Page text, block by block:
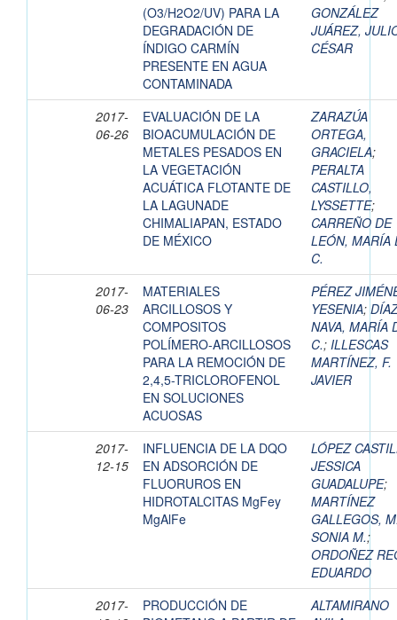
(O3/H2O2/UV) PARA LA
DEGRADACIÓN DE
ÍNDIGO CARMÍN
PRESENTE EN AGUA
CONTAMINADA
GONZÁLEZ
JUÁREZ,
CÉSAR
2017-
06-26
EVALUACIÓN DE LA
BIOACUMULACIÓN DE
METALES PESADOS EN
LA VEGETACIÓN
ACUÁTICA FLOTANTE DE
LA LAGUNADE
CHIMALIAPAN, ESTADO
DE MÉXICO
ZARAZÚA
ORTEGA,
GRACIELA;
PERALTA
CASTILLO,
LYSSETTE;
CARREÑO DE
LEÓN, MARÍA
C.
2017-
06-23
MATERIALES
ARCILLOSOS Y
COMPOSITOS
POLÍMERO-ARCILLOSOS
PARA LA REMOCIÓN DE
2,4,5-TRICLOROFENOL
EN SOLUCIONES
ACUOSAS
PÉREZ
YESENIA;
NAVA, MARÍA
C.; ILLESCAS
MARTÍNEZ, F.
JAVIER
2017-
12-15
INFLUENCIA DE LA DQO
EN ADSORCIÓN DE
FLUORUROS EN
HIDROTALCITAS MgFey
MgAlFe
LÓPEZ
JESSICA
GUADALUPE;
MARTÍNEZ
GALLEGOS,
SONIA M.;
ORDOÑEZ
EDUARDO
2017-
PRODUCCIÓN DE
ALTAMIRANO